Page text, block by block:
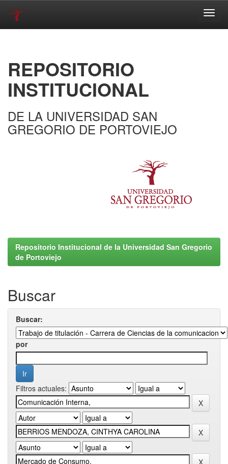
REPOSITORIO
INSTITUCIONAL
DE LA UNIVERSIDAD SAN
GREGORIO DE PORTOVIEJO
Repositorio Institucional de la Universidad San Gregorio
de Portoviejo
Buscar
Buscar:
por
Filtros actuales: